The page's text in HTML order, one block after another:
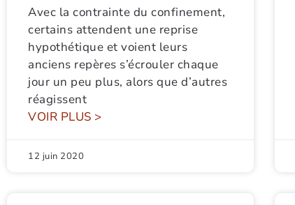
Avec la contrainte du confinement,
certains attendent une reprise
hypothétique et voient leurs
anciens repères s’écrouler chaque
jour un peu plus, alors que d’autres
réagissent
VOIR PLUS >
12 juin 2020